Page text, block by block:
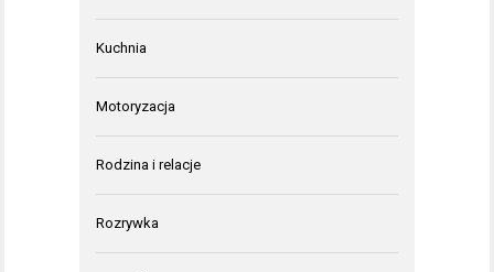
Kuchnia
Motoryzacja
Rodzina i relacje
Rozrywka